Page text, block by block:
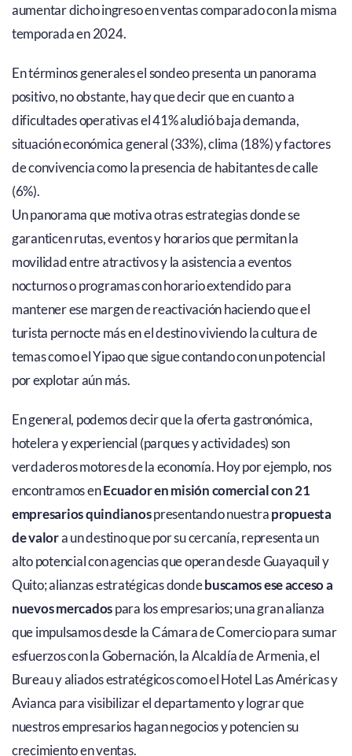
aumentar dicho ingreso en ventas comparado con la misma
temporada en 2024.
En términos generales el sondeo presenta un panorama
positivo, no obstante, hay que decir que en cuanto a
dificultades operativas el 41% aludió baja demanda,
situación económica general (33%), clima (18%) y factores
de convivencia como la presencia de habitantes de calle
(6%).
Un panorama que motiva otras estrategias donde se
garanticen rutas, eventos y horarios que permitan la
movilidad entre atractivos y la asistencia a eventos
nocturnos o programas con horario extendido para
mantener ese margen de reactivación haciendo que el
turista pernocte más en el destino viviendo la cultura de
temas como el Yipao que sigue contando con un potencial
por explotar aún más.
En general, podemos decir que la oferta gastronómica,
hotelera y experiencial (parques y actividades) son
verdaderos motores de la economía. Hoy por ejemplo, nos
encontramos enEcuador en misión comercial con 21
empresarios quindianospresentando nuestrapropuesta
de valora un destino que por su cercanía, representa un
alto potencial con agencias que operan desde Guayaquil y
Quito; alianzas estratégicas dondebuscamos ese acceso a
nuevos mercadospara los empresarios; una gran alianza
que impulsamos desde la Cámara de Comercio para sumar
esfuerzos con la Gobernación, la Alcaldía de Armenia, el
Bureau y aliados estratégicos como el Hotel Las Américas y
Avianca para visibilizar el departamento y lograr que
nuestros empresarios hagan negocios y potencien su
crecimiento en ventas.